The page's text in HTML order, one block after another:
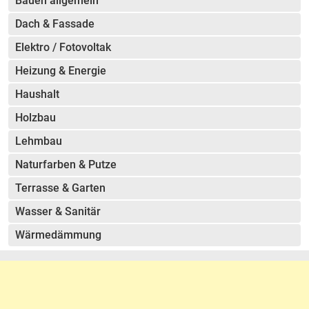
Dach & Fassade
Elektro / Fotovoltak
Heizung & Energie
Haushalt
Holzbau
Lehmbau
Naturfarben & Putze
Terrasse & Garten
Wasser & Sanitär
Wärmedämmung